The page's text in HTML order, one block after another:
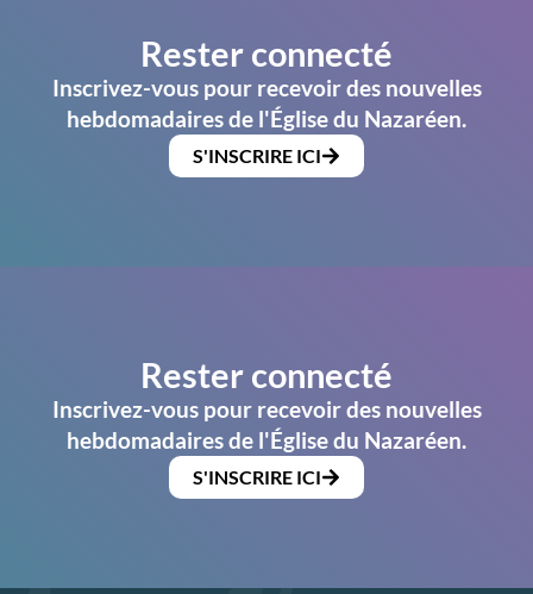
Rester connecté
Inscrivez-vous pour recevoir des nouvelles
hebdomadaires de l'Église du Nazaréen.
S'INSCRIRE ICI
Rester connecté
Inscrivez-vous pour recevoir des nouvelles
hebdomadaires de l'Église du Nazaréen.
S'INSCRIRE ICI